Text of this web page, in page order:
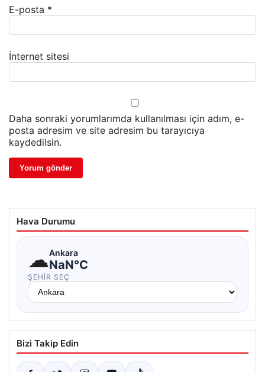
E-posta *
İnternet sitesi
Daha sonraki yorumlarımda kullanılması için adım, e-
posta adresim ve site adresim bu tarayıcıya
kaydedilsin.
Hava Durumu
☁Ankara
NaN°C
ŞEHIR SEÇ
Bizi Takip Edin